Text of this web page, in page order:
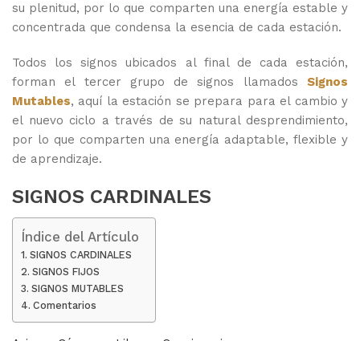
su plenitud, por lo que comparten una energía estable y
concentrada que condensa la esencia de cada estación.
Todos los signos ubicados al final de cada estación,
forman el tercer grupo de signos llamados Signos
Mutables, aquí la estación se prepara para el cambio y
el nuevo ciclo a través de su natural desprendimiento,
por lo que comparten una energía adaptable, flexible y
de aprendizaje.
SIGNOS CARDINALES
Índice del Artículo
SIGNOS CARDINALES
SIGNOS FIJOS
SIGNOS MUTABLES
Comentarios